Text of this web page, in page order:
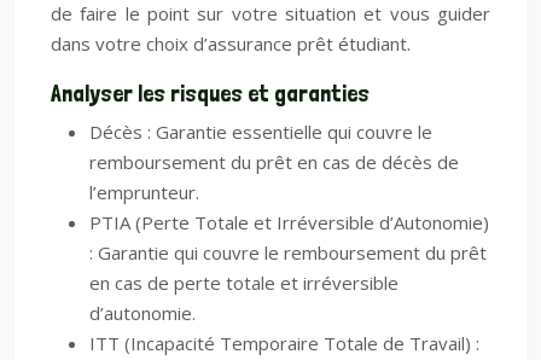
de faire le point sur votre situation et vous guider
dans votre choix d’assurance prêt étudiant.
Analyser les risques et garanties
Décès : Garantie essentielle qui couvre le
remboursement du prêt en cas de décès de
l’emprunteur.
PTIA (Perte Totale et Irréversible d’Autonomie)
: Garantie qui couvre le remboursement du prêt
en cas de perte totale et irréversible
d’autonomie.
ITT (Incapacité Temporaire Totale de Travail) :